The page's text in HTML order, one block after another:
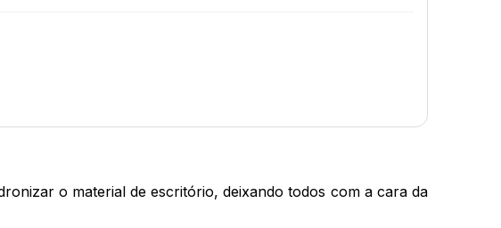
o material de escritório, deixando todos com a cara da